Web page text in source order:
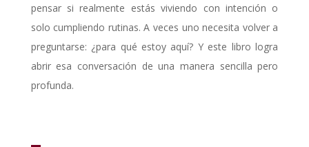
pensar si realmente estás viviendo con intención o
solo cumpliendo rutinas. A veces uno necesita volver a
preguntarse: ¿para qué estoy aquí? Y este libro logra
abrir esa conversación de una manera sencilla pero
profunda.